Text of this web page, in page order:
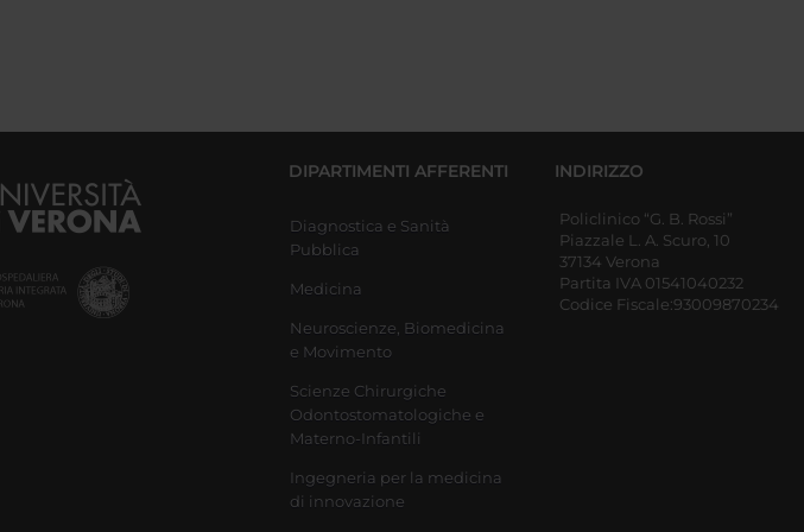
DIPARTIMENTI AFFERENTI
Diagnostica e Sanità
Pubblica
Medicina
Neuroscienze, Biomedicina
e Movimento
Scienze Chirurgiche
Odontostomatologiche e
Materno-Infantili
Ingegneria per la medicina
di innovazione
INDIRIZZO
Policlinico “G. B. Rossi”
Piazzale L. A. Scuro, 10
37134 Verona
Partita IVA 01541040232
Codice Fiscale:93009870234